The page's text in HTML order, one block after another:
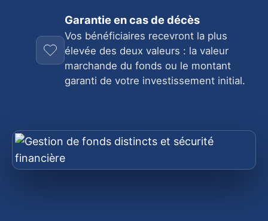
Garantie en cas de décès
Vos bénéficiaires recevront la plus
élevée des deux valeurs : la valeur
marchande du fonds ou le montant
garanti de votre investissement initial.